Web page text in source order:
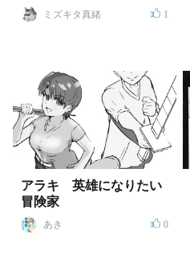
ミズキタ真緒 1
アラキ 英雄になりたい
冒険家
あき 0